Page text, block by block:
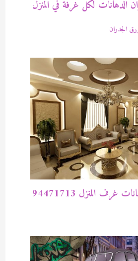
الدهانات لكل غرفة في المنزل
الجدران
المنزل 94471713